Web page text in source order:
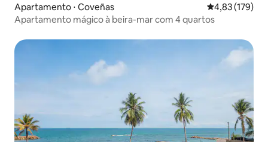
Apartamento ⋅ Coveñas 4,83 de uma
4,83 (179)
Apartamento mágico à beira-mar com 4 quartos